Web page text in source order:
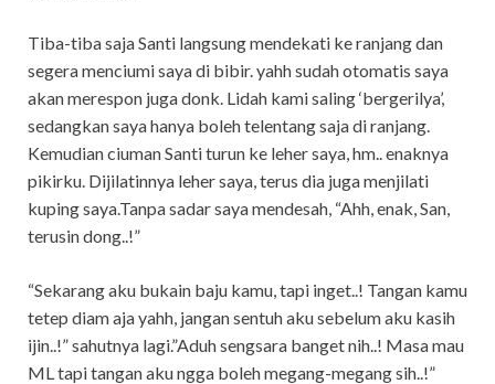
Tiba-tiba saja Santi langsung mendekati ke ranjang dan
segera menciumi saya di bibir. yahh sudah otomatis saya
akan merespon juga donk. Lidah kami saling ‘bergerilya’,
sedangkan saya hanya boleh telentang saja di ranjang.
Kemudian ciuman Santi turun ke leher saya, hm.. enaknya
pikirku. Dijilatinnya leher saya, terus dia juga menjilati
kuping saya.Tanpa sadar saya mendesah, “Ahh, enak, San,
terusin dong..!”
“Sekarang aku bukain baju kamu, tapi inget..! Tangan kamu
tetep diam aja yahh, jangan sentuh aku sebelum aku kasih
ijin..!” sahutnya lagi.”Aduh sengsara banget nih..! Masa mau
ML tapi tangan aku ngga boleh megang-megang sih..!”